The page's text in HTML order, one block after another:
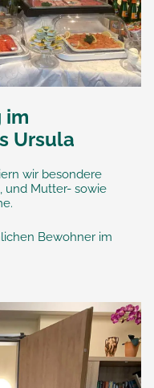
im
Ursula
wir besondere
und Mutter- sowie
Bewohner im